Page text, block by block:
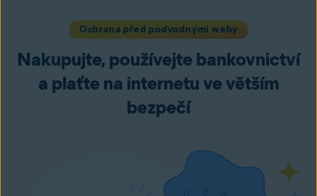
Ochrana před podvodnými weby
Nakupujte, používejte bankovnictví
a plaťte na internetu ve větším
bezpečí